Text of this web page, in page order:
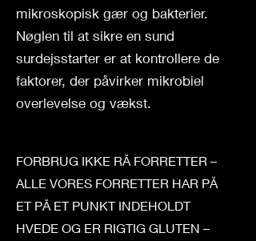
mikroskopisk gær og bakterier.
Nøglen til at sikre en sund
surdejsstarter er at kontrollere de
faktorer, der påvirker mikrobiel
overlevelse og vækst.
FORBRUG IKKE RÅ FORRETTER –
ALLE VORES FORRETTER HAR PÅ
ET PÅ ET PUNKT INDEHOLDT
HVEDE OG ER RIGTIG GLUTEN –